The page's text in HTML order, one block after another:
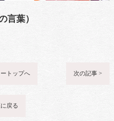
言葉）
トップへ 次の記事 >
戻る